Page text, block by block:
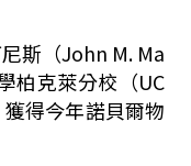
斯（John M. Ma
柏克萊分校（UC
得今年諾貝爾物